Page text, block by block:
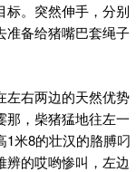
标。突然伸手，分别
准备给猪嘴巴套绳子
左右两边的天然优势
那，柴猪猛地往左一
1米8的壮汉的胳膊叼
辨的哎哟惨叫，左边